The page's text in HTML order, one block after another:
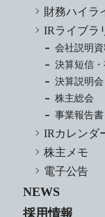
財務ハイラ
IRライブラ
会社説明
決算短信
決算説明会
株主総会
事業報告書
IRカレンダ
株主メモ
電子公告
NEWS
採用情報